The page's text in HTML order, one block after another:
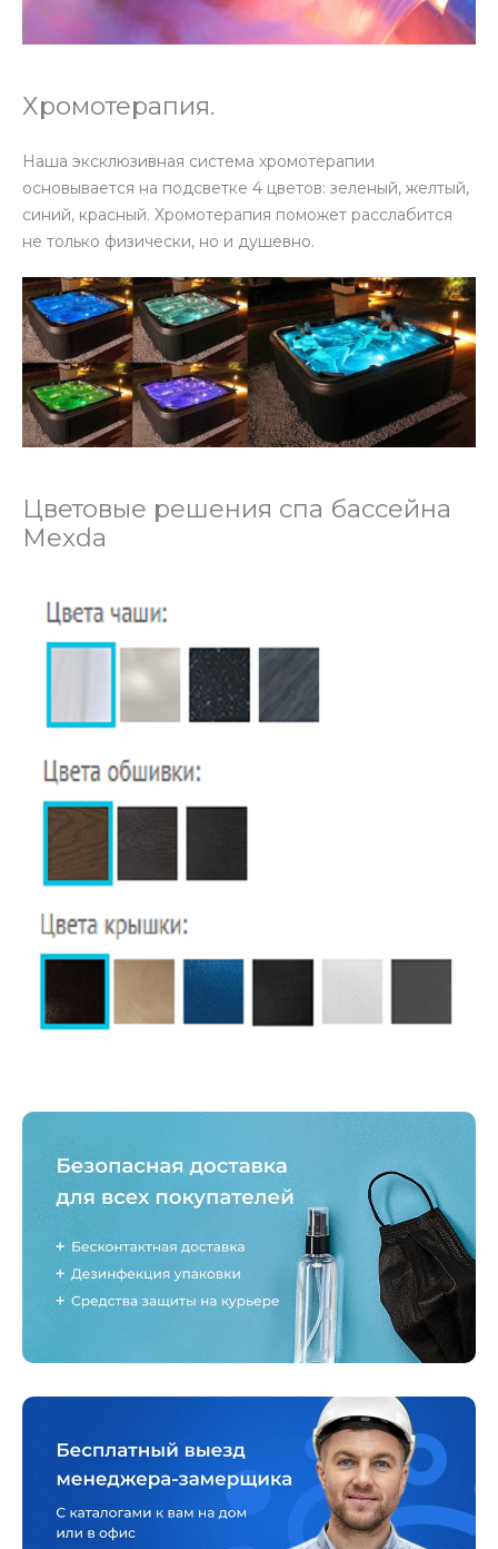
Хромотерапия.
Наша эксклюзивная система хромотерапии
основывается на подсветке 4 цветов: зеленый, желтый,
синий, красный. Хромотерапия поможет расслабится
не только физически, но и душевно.
Цветовые решения спа бассейна
Mexda